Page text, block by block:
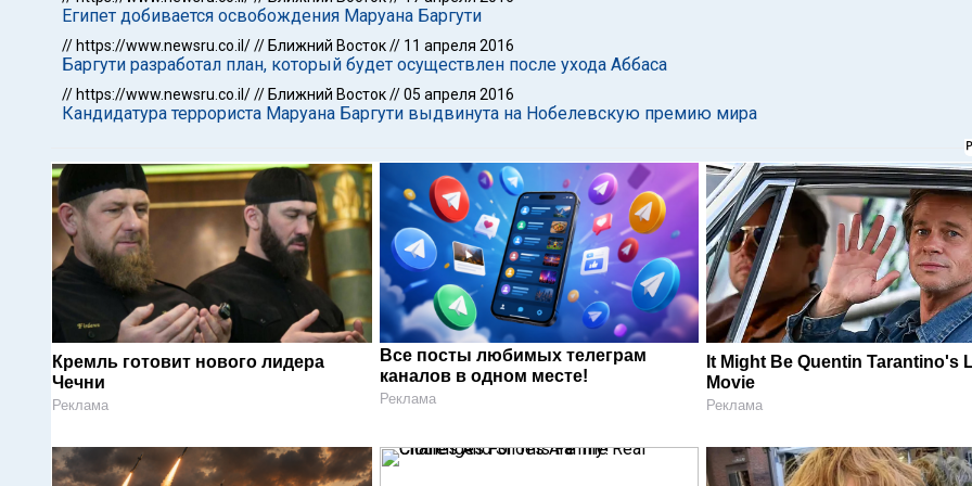
Египет добивается освобождения Маруана Баргути
// https://www.newsru.co.il/// Ближний Восток// 11 апреля 2016
Баргути разработал план, который будет осуществлен после ухода Аббаса
// https://www.newsru.co.il/// Ближний Восток//05 апреля 2016
Кандидатура террориста Маруана Баргути выдвинута на Нобелевскую премию мира
Кремль готовит нового лидера
Чечни
Реклама
Все посты любимых телеграм
каналов в одном месте!
Реклама
It Might Be Quentin Tarantino's
Movie
Реклама